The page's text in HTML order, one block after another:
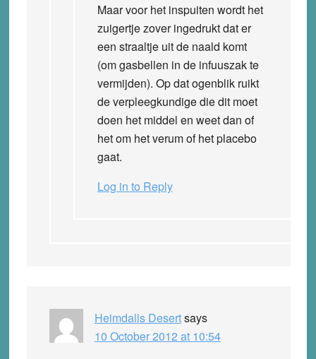
Maar voor het inspuiten wordt het
zuigertje zover ingedrukt dat er
een straaltje uit de naald komt
(om gasbellen in de infuuszak te
vermijden). Op dat ogenblik ruikt
de verpleegkundige die dit moet
doen het middel en weet dan of
het om het verum of het placebo
gaat.
Log in to Reply
Heimdalls Desertsays
10 October 2012 at 10:54